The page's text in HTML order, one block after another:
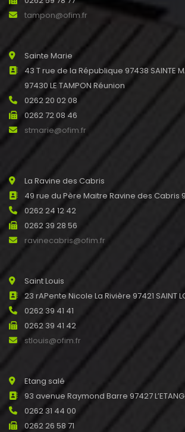
tampon@ofim.fr
Sainte Marie
43 T rue de la République 97438 SAINTE
97430 LE TAMPON Réunion
0262 20 02 08
0262 72 08 46
stmarie@ofim.fr
La Ravine des Cabris
49 rue du Père Maitre Ravine des Cabris
0262 24 12 42
0262 39 28 56
ravinecabris@ofim.fr
Saint Louis
23 rAPente Nicole La Rivière 97421 SAINT
0262 39 41 41
0262 39 41 42
stlouis@ofim.fr
Etang salé
93 avenue Raymond Barre 97427 L’ETANG
0262 31 44 00
0262 26 58 71